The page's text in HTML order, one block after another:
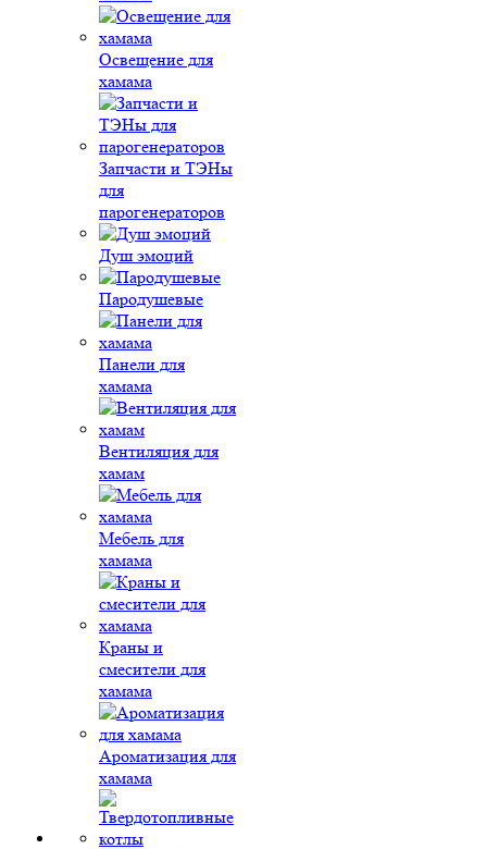
Освещение для
хамама
Запчасти и ТЭНы
для
парогенераторов
Душ эмоций
Пародушевые
Панели для
хамама
Вентиляция для
хамам
Мебель для
хамама
Краны и
смесители для
хамама
Ароматизация для
хамама